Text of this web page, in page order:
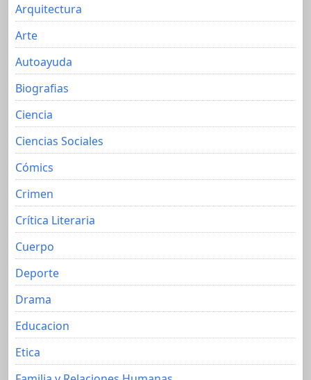
Arquitectura
Arte
Autoayuda
Biografias
Ciencia
Ciencias Sociales
Cómics
Crimen
Crítica Literaria
Cuerpo
Deporte
Drama
Educacion
Etica